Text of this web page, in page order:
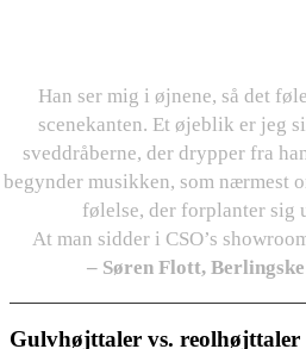
Han ser mig i øjnene, så det
scenekanten. Et øjeblik er jeg
sveddråberne, der drypper fra
begynder musikken, som nærmest
følelse, der forplanter sig
At man sidder i CSO’s
– Søren Flott,
Gulvhøjttaler vs. reolhøjttaler